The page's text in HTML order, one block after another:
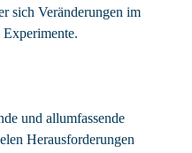
sich Veränderungen im
Experimente.
und allumfassende
Herausforderungen